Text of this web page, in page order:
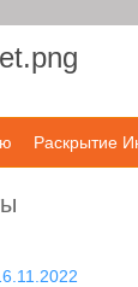
Раскрытие